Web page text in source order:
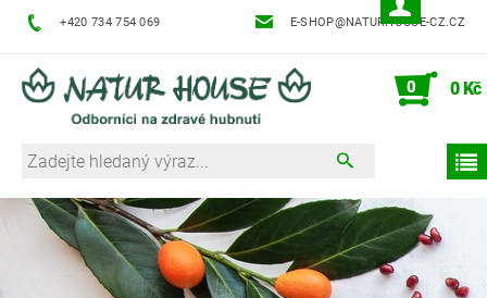
+420 734 754 069 E-SHOP@NATURHOUSE-CZ.CZ
0 0 Kč